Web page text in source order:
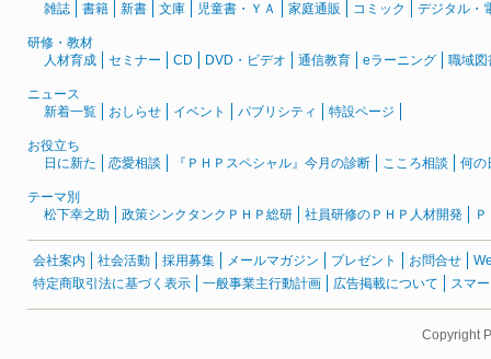
雑誌
書籍 新書 文庫 児童書・ＹＡ 家庭通販 コミック デジタル・
研修・教材
人材育成
セミナー CD DVD・ビデオ 通信教育 eラーニング 職域図
ニュース
新着一覧
おしらせ イベント パブリシティ 特設ページ
お役立ち
日に新た
恋愛相談 『ＰＨＰスペシャル』今月の診断 こころ相談 何の
テーマ別
松下幸之助
政策シンクタンクＰＨＰ総研 社員研修のＰＨＰ人材開発
会社案内 社会活動 採用募集 メールマガジン プレゼント お問合せ
特定商取引法に基づく表示
一般事業主行動計画 広告掲載について スマ
Copyright